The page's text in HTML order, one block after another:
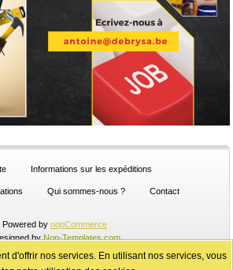
Informations sur les expéditions
Qui sommes-nous ? Contact
Powered by nopCommerce
byNop-Templates.com
© 2026 Quincaillerie de BRY SA. Tous droits
d'offrir nos services. En utilisant nos services, vous